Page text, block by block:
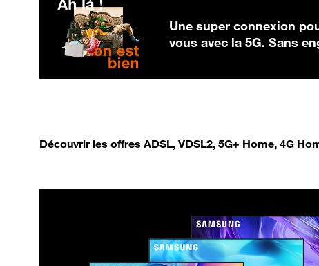
Une super connexion
vous avec la 5G. Sans
Découvrir les offres ADSL, VDSL2, 5G+ Home, 4G